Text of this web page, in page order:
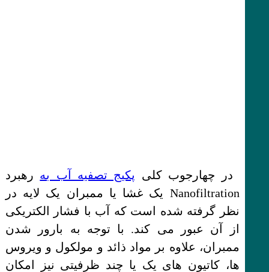
در چهارجوب کلی پکیج تصفیه آب به رهبرد
Nanofiltration یک غشا یا ممبران یک لایه در
نظر گرفته شده است که آب با فشار الکتریکی
از آن عبور می کند. با توجه به بارور شدن
ممبران، علاوه بر مواد ذائد و مولکول و ویروس
ها، کاتیون های یک یا چند ظرفیتی نیز امکان